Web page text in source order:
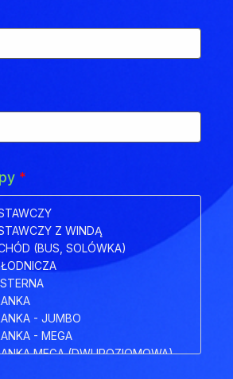
*
Z WINDĄ
(BUS, SOLÓWKA)
- JUMBO
- MEGA
MEGA (DWUPOZIOMOWA)